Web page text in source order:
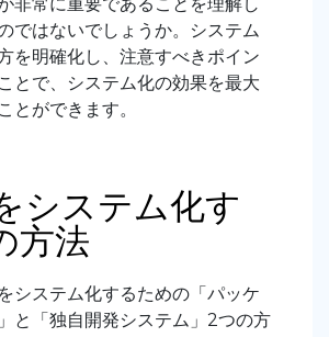
ではないでしょうか。システム
を明確化し、注意すべきポイン
とで、システム化の効果を最大
とができます。
システム化す
方法
システム化するための「パッケ
と「独自開発システム」2つの方